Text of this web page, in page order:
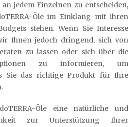
jedem Einzelnen zu entscheiden,
Öle im Einklang mit ihren
stehen. Wenn Sie Interesse
Ihnen jedoch dringend, sich von
zu lassen oder sich über die
zu informieren, um
Sie das richtige Produkt für Ihre
Öle eine natürliche und
zur Unterstützung Ihrer